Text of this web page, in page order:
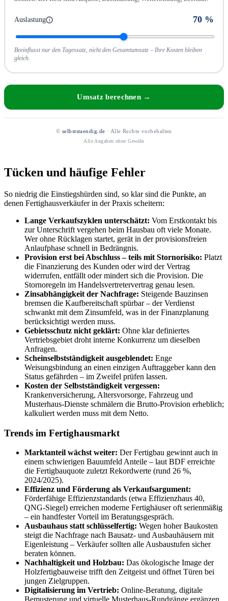
Auslastung i 70 %
Beeinflusst nur den Tagessatz, nicht den Gesamtumsatz – Ihre Kosten bleiben
gleich.
Umsatz berechnen →
© selbststaendig.de · Alle Rechte vorbehalten
Alle Angaben ohne Gewähr
Tücken und häufige Fehler
So niedrig die Einstiegshürden sind, so klar sind die Punkte, an
denen Fertighausverkäufer in der Praxis scheitern:
Lange Verkaufszyklen unterschätzt: Vom Erstkontakt bis
zur Unterschrift vergehen beim Hausbau oft viele Monate.
Wer ohne Rücklagen startet, gerät in der provisionsfreien
Anlaufphase schnell in Bedrängnis.
Provision erst bei Abschluss – teils mit Stornorisiko: Platzt
die Finanzierung des Kunden oder wird der Vertrag
widerrufen, entfällt oder mindert sich die Provision. Die
Stornoregeln im Handelsvertretervertrag genau lesen.
Zinsabhängigkeit der Nachfrage: Steigende Bauzinsen
bremsen die Kaufbereitschaft spürbar – der Verdienst
schwankt mit dem Zinsumfeld, was in der Finanzplanung
berücksichtigt werden muss.
Gebietsschutz nicht geklärt: Ohne klar definiertes
Vertriebsgebiet droht interne Konkurrenz um dieselben
Anfragen.
Scheinselbstständigkeit ausgeblendet: Enge
Weisungsbindung an einen einzigen Auftraggeber kann den
Status gefährden – im Zweifel prüfen lassen.
Kosten der Selbstständigkeit vergessen:
Krankenversicherung, Altersvorsorge, Fahrzeug und
Musterhaus-Dienste schmälern die Brutto-Provision erheblich;
kalkuliert werden muss mit dem Netto.
Trends im Fertighausmarkt
Marktanteil wächst weiter: Der Fertigbau gewinnt auch in
einem schwierigen Bauumfeld Anteile – laut BDF erreichte
die Fertigbauquote zuletzt Rekordwerte (rund 26 %,
2024/2025).
Effizienz und Förderung als Verkaufsargument:
Förderfähige Effizienzstandards (etwa Effizienzhaus 40,
QNG-Siegel) erreichen moderne Fertighäuser oft serienmäßig
– ein handfester Vorteil im Beratungsgespräch.
Ausbauhaus statt schlüsselfertig: Wegen hoher Baukosten
steigt die Nachfrage nach Bausatz- und Ausbauhäusern mit
Eigenleistung – Verkäufer sollten alle Ausbaustufen sicher
beraten können.
Nachhaltigkeit und Holzbau: Das ökologische Image der
Holzfertigbauweise trifft den Zeitgeist und öffnet Türen bei
jungen Zielgruppen.
Digitalisierung im Vertrieb: Online-Beratung, digitale